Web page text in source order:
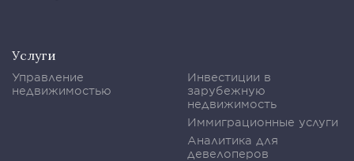
Услуги
Управление
недвижимостью
Инвестиции в
зарубежную
недвижимость
Иммиграционные услуги
Аналитика для
девелоперов